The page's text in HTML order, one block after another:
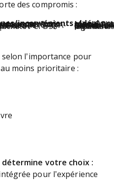
des compromis :
inconvénients Idéal
plus bas, expérience utilisateur peu fluide Mise en place rapide, aucun souci PCI
Paiement personnalisé, plus de confiance du client
DSS complexe
Expérience utilisateur légère
l’importance pour
moins prioritaire :
votre choix :
pour l’expérience